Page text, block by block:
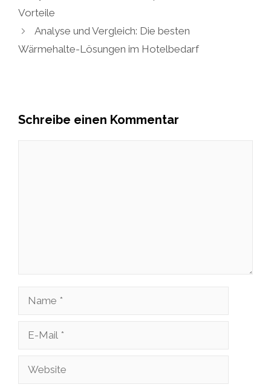
Vorteile
Analyse und Vergleich: Die besten
Wärmehalte-Lösungen im Hotelbedarf
Schreibe einen Kommentar
Name
Website